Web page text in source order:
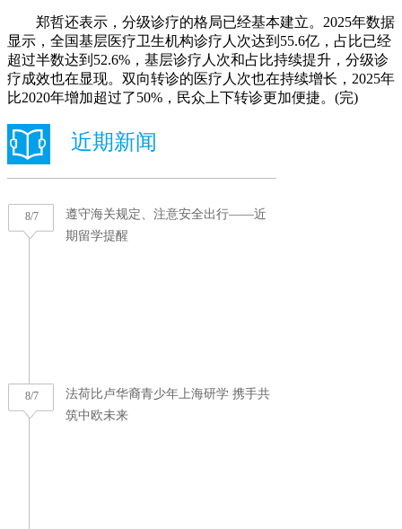
郑哲还表示，分级诊疗的格局已经基本建立。2025年数据
显示，全国基层医疗卫生机构诊疗人次达到55.6亿，占比已经
超过半数达到52.6%，基层诊疗人次和占比持续提升，分级诊
疗成效也在显现。双向转诊的医疗人次也在持续增长，2025年
比2020年增加超过了50%，民众上下转诊更加便捷。(完)